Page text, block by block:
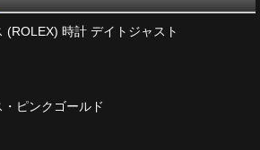
(ROLEX) 時計 デイトジャスト
・ピンクゴールド